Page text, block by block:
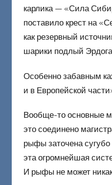
карлика — «Сила
поставило крест на
как резервный
шарики подлый
Особенно забавным
и в Европейской
Вообще-то основные
это соединено
рыфы заточена сугубо
эта огромнейшая
И рыфы не может